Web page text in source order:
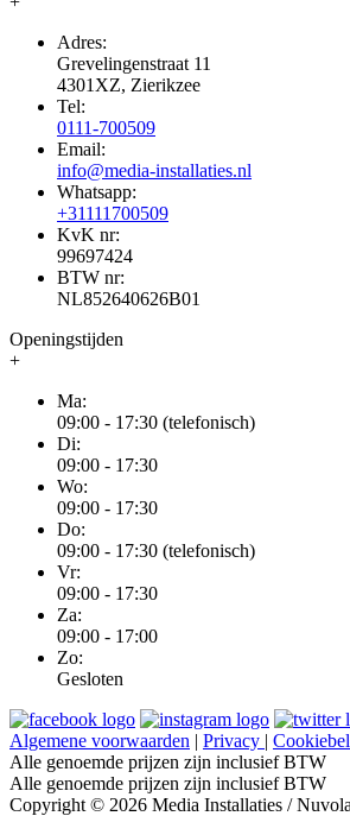
Adres:
Grevelingenstraat 11
4301XZ, Zierikzee
Tel:
0111-700509
Email:
info@media-installaties.nl
Whatsapp:
+31111700509
KvK nr:
99697424
BTW nr:
NL852640626B01
Openingstijden
+
Ma:
09:00 - 17:30 (telefonisch)
Di:
09:00 - 17:30
Wo:
09:00 - 17:30
Do:
09:00 - 17:30 (telefonisch)
Vr:
09:00 - 17:30
Za:
09:00 - 17:00
Zo:
Gesloten
Algemene voorwaarden | Privacy |
Alle genoemde prijzen zijn inclusief BTW
Alle genoemde prijzen zijn inclusief BTW
Copyright © 2026 Media Installaties /